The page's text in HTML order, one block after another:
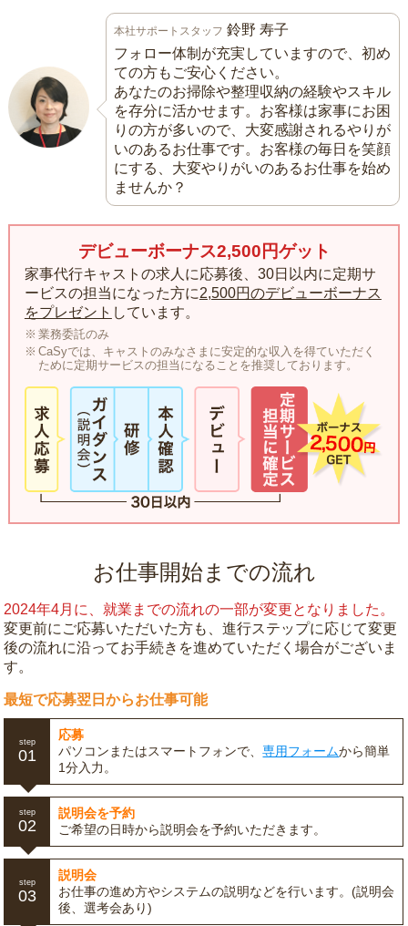
本社サポートスタッフ 鈴野 寿子
フォロー体制が充実していますので、初め
ての方もご安心ください。
あなたのお掃除や整理収納の経験やスキル
を存分に活かせます。お客様は家事にお困
りの方が多いので、大変感謝されるやりが
いのあるお仕事です。お客様の毎日を笑顔
にする、大変やりがいのあるお仕事を始め
ませんか？
デビューボーナス2,500円ゲット
家事代行キャストの求人に応募後、30日以内に定期サ
ービスの担当になった方に2,500円のデビューボーナス
をプレゼント しています。
業務委託のみ
CaSyでは、キャストのみなさまに安定的な収入を得ていただく
ために定期サービスの担当になることを推奨しております。
お仕事開始までの流れ
2024年4月に、就業までの流れの一部が変更となりました。
変更前にご応募いただいた方も、進行ステップに応じて変更
後の流れに沿ってお手続きを進めていただく場合がございま
す。
最短で応募翌日からお仕事可能
step
01
応募
パソコンまたはスマートフォンで、専用フォームから簡単
1分入力。
step
02
説明会を予約
ご希望の日時から説明会を予約いただきます。
step
03
説明会
お仕事の進め方やシステムの説明などを行います。(説明会
後、選考会あり)